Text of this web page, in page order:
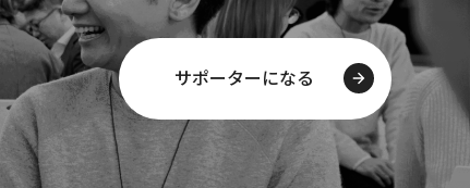
サポーターになる